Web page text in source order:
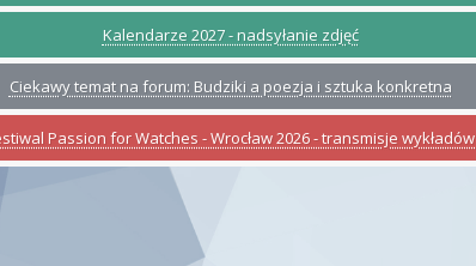
Kalendarze 2027 - nadsyłanie zdjęć
Ciekawy temat na forum: Budziki a poezja i sztuka konkretna
Passion for Watches - Wrocław 2026 - transmisje wykładów